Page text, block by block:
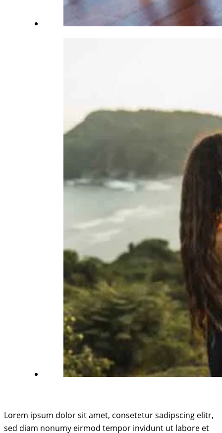
Lorem ipsum dolor sit amet, consetetur sadipscing elitr,
sed diam nonumy eirmod tempor invidunt ut labore et